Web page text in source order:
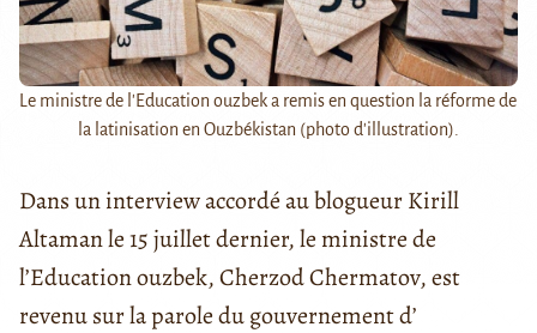
Le ministre de l'Education ouzbek a remis en question la réforme de
la latinisation en Ouzbékistan (photo d'illustration).
Dans un interview accordé au blogueur Kirill
Altaman le 15 juillet dernier, le ministre de
l’Education ouzbek, Cherzod Chermatov, est
revenu sur la parole du gouvernement d’